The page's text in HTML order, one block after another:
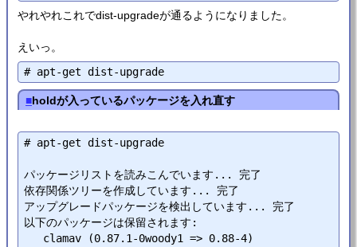
やれやれこれでdist-upgradeが通るようになりました。
えいっ。
■holdが入っているパッケージを入れ直す
# apt-get dist-upgrade
パッケージリストを読みこんでいます... 完了
依存関係ツリーを作成しています... 完了
アップグレードパッケージを検出しています... 完了
以下のパッケージは保留されます: